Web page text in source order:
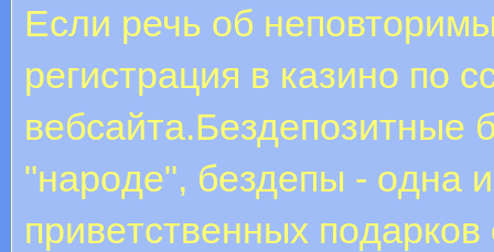
Если речь об
регистрация в казино по
вебсайта.Бeздeпoзитныe
"нapoдe", бeздeпы - oднa
пpивeтcтвeнныx